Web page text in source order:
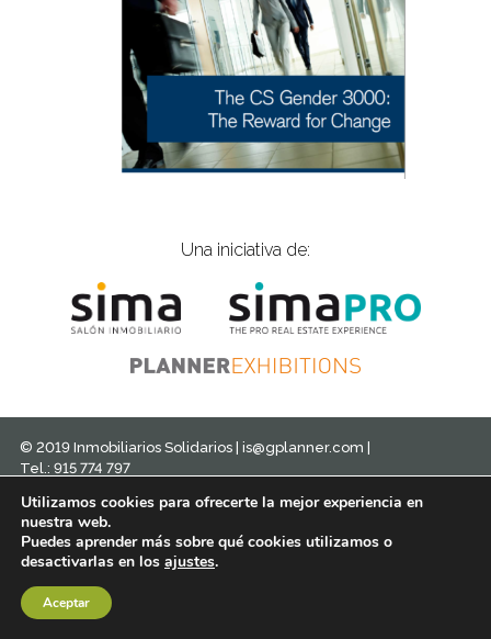
Una iniciativa de:
© 2019 Inmobiliarios Solidarios | is@gplanner.com |
Tel.: 915 774 797
Diseño
Utilizamos cookies para ofrecerte la mejor experiencia en
nuestra web.
Puedes aprender más sobre qué cookies utilizamos o
desactivarlas en los ajustes.
Aceptar